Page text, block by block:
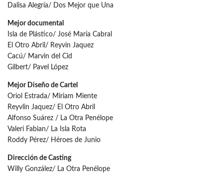
Dalisa Alegría/ Dos Mejor que Una
Mejor documental
Isla de Plástico/ José María Cabral
El Otro Abril/ Reyvin Jaquez
Cacú/ Marvin del Cid
Gilbert/ Pavel López
Mejor Diseño de Cartel
Oriol Estrada/ Miriam Miente
Reyvlin Jaquez/ El Otro Abril
Alfonso Suárez / La Otra Penélope
Valeri Fabian/ La Isla Rota
Roddy Pérez/ Héroes de Junio
Dirección de Casting
Willy González/ La Otra Penélope